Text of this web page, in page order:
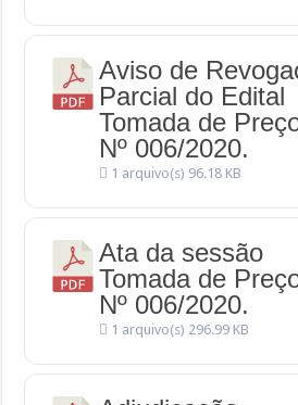
Aviso de
Parcial do Edital
Tomada de
Nº 006/2020.
1 arquivo(s) 96.18 KB
Ata da sessão
Tomada de
Nº 006/2020.
1 arquivo(s) 296.99 KB